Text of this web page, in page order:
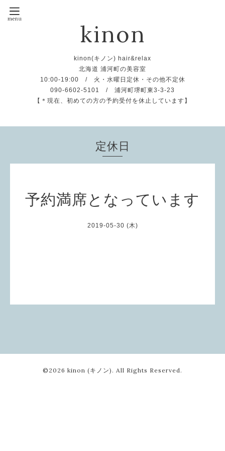
kinon
kinon(キノン) hair&relax
北海道 浦河町の美容室
10:00-19:00 / 火・水曜日定休・その他不定休
090-6602-5101 / 浦河町堺町東3-3-23
【＊現在、初めての方の予約受付を休止しています】
定休日
予約満席となっています
2019-05-30 (木)
©2026 kinon (キノン) . All Rights Reserved.